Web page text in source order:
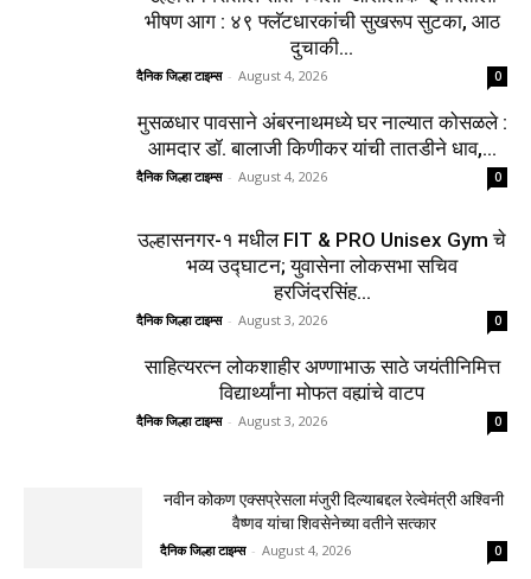
भीषण आग : ४९ फ्लॅटधारकांची सुखरूप सुटका, आठ
दुचाकी...
दैनिक जिल्हा टाइम्स - August 4, 2026 0
मुसळधार पावसाने अंबरनाथमध्ये घर नाल्यात कोसळले :
आमदार डॉ. बालाजी किणीकर यांची तातडीने धाव,...
दैनिक जिल्हा टाइम्स - August 4, 2026 0
उल्हासनगर-१ मधील FIT & PRO Unisex Gym चे
भव्य उद्घाटन; युवासेना लोकसभा सचिव
हरजिंदरसिंह...
दैनिक जिल्हा टाइम्स - August 3, 2026 0
साहित्यरत्न लोकशाहीर अण्णाभाऊ साठे जयंतीनिमित्त
विद्यार्थ्यांना मोफत वह्यांचे वाटप
दैनिक जिल्हा टाइम्स - August 3, 2026 0
नवीन कोकण एक्सप्रेसला मंजुरी दिल्याबद्दल रेल्वेमंत्री अश्विनी
वैष्णव यांचा शिवसेनेच्या वतीने सत्कार
दैनिक जिल्हा टाइम्स - August 4, 2026 0